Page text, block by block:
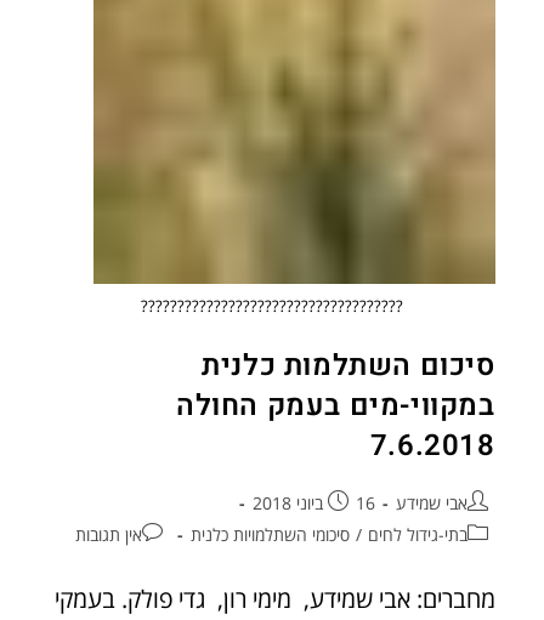
????????????????????????????????????
סיכום השתלמות כלנית
במקווי-מים בעמק החולה
7.6.2018
אבי שמידע
16 ביוני 2018
בתי-גידול לחים / סיכומי השתלמויות כלנית אין תגובות
מחברים: אבי שמידע, מימי רון, גדי פולק. בעמקי